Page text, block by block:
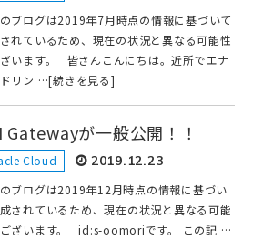
ブログは2019年7月時点の情報に基づいて
れているため、現在の状況と異なる可能性
います。 皆さんこんにちは。近所でエナ
リン …[続きを見る]
Gatewayが一般公開！！
Cloud 2019.12.23
ブログは2019年12月時点の情報に基づい
されているため、現在の状況と異なる可能
ざいます。 id:s-oomoriです。 この記 …